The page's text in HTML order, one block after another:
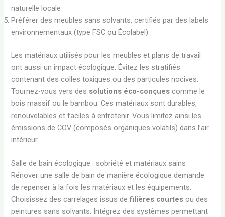
naturelle locale
Préférer des meubles sans solvants, certifiés par des labels
environnementaux (type FSC ou Écolabel)
Les matériaux utilisés pour les meubles et plans de travail
ont aussi un impact écologique. Évitez les stratifiés
contenant des colles toxiques ou des particules nocives.
Tournez-vous vers des solutions éco-conçues comme le
bois massif ou le bambou. Ces matériaux sont durables,
renouvelables et faciles à entretenir. Vous limitez ainsi les
émissions de COV (composés organiques volatils) dans l’air
intérieur.
Salle de bain écologique : sobriété et matériaux sains
Rénover une salle de bain de manière écologique demande
de repenser à la fois les matériaux et les équipements.
Choisissez des carrelages issus defilières courtes ou des
peintures sans solvants. Intégrez des systèmes permettant